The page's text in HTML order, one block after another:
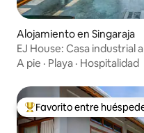
Alojamiento en Singaraja
EJ House: Casa industrial
A pie · Playa · Hospitalidad
Favorito entre los
Favorito entre